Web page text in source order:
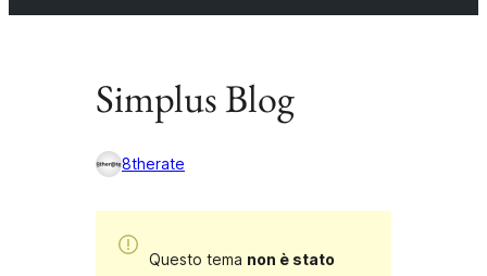
Simplus Blog
8therate
Questo tema non è stato